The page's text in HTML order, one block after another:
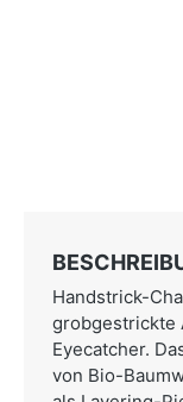
Handstrick-
grobgestrickte
Eyecatcher.
von Bio-